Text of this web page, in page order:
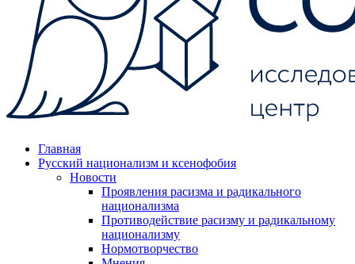
Главная
Русский национализм и ксенофобия
Новости
Проявления расизма и радикального
национализма
Противодействие расизму и радикальному
национализму
Нормотворчество